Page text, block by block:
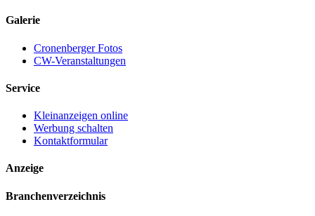
Galerie
Cronenberger Fotos
CW-Veranstaltungen
Service
Kleinanzeigen online
Werbung schalten
Kontaktformular
Anzeige
Branchenverzeichnis